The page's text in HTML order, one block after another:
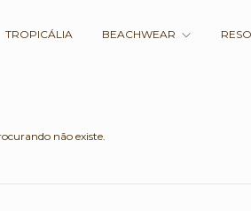
TROPICÁLIA BEACHWEAR
não existe.